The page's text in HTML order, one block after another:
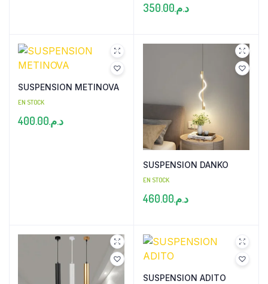
د.م.350.00
SUSPENSION METINOVA
EN STOCK
د.م.400.00
SUSPENSION DANKO
EN STOCK
د.م.460.00
SUSPENSION ADITO